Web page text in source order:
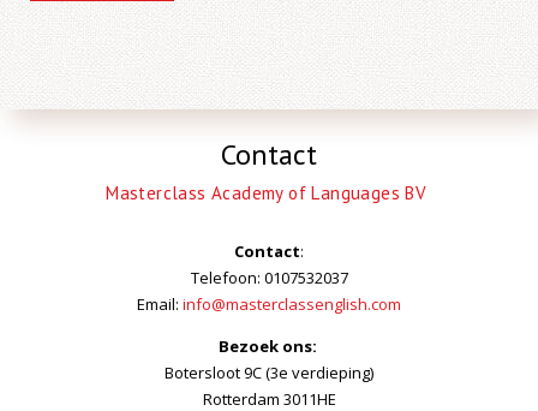
Contact
Masterclass Academy of Languages BV
Contact:
Telefoon: 0107532037
Email: info@masterclassenglish.com
Bezoek ons:
Botersloot 9C (3e verdieping)
Rotterdam 3011HE